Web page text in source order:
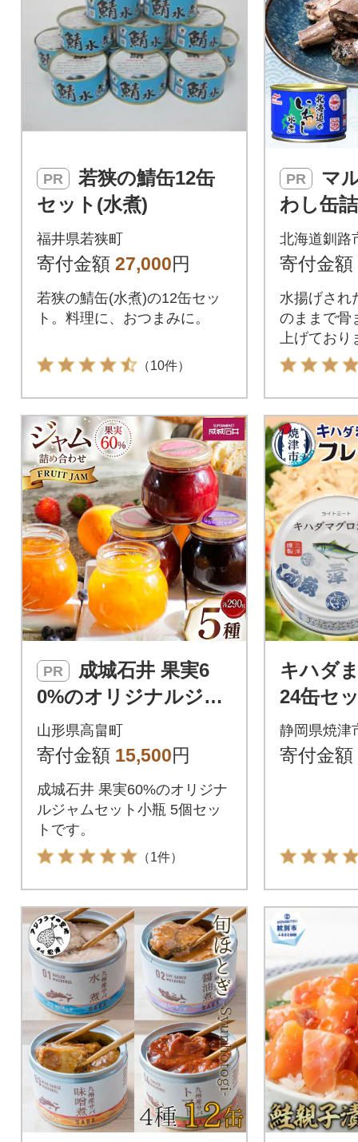
PR
セット(水煮)
福井県若狭町
寄付金額 27,000円
若狭の鯖缶(水煮)の12缶セッ
ト。料理に、おつまみに。
（10件）
PR
わし缶
イワシ
北海道釧路
寄付金額
水揚げされ
のままで骨
上げており
PR
0%のオリジナルジャ
ムセット 小瓶 290g×5
個
山形県高畠町
寄付金額 15,500円
成城石井 果実60%のオリジナ
ルジャムセット小瓶 5個セッ
トです。
（1件）
キハダ
24缶セ
静岡県焼津
寄付金額